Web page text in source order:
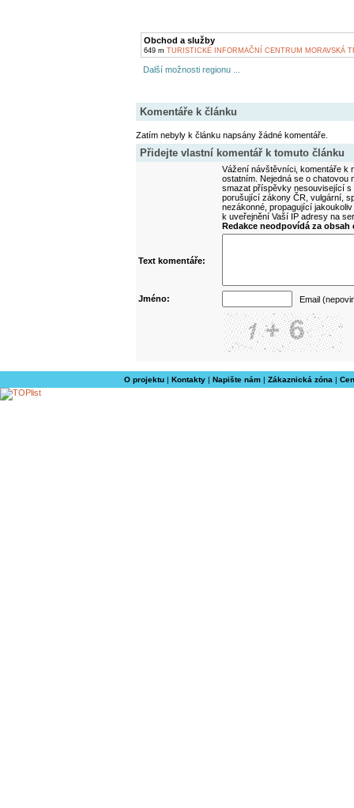
Obchod a služby
649 m TURISTICKÉ INFORMAČNÍ CENTRUM MORAVSKÁ
Další možnosti regionu ...
Komentáře k článku
Zatím nebyly k článku napsány žádné komentáře.
Přidejte vlastní komentář k tomuto článku
Vážení návštěvníci, komentáře k
ostatním. Nejedná se o
smazat příspěvky nesouvisející
porušující zákony ČR, vulgární,
nezákonné, propagující
k uveřejnění Vaší IP adresy na
Redakce neodpovídá za
Text komentáře:
Jméno: Email
O projektu| Kontakty| Napište nám| Zákaznická zóna |